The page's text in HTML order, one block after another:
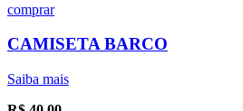
comprar
CAMISETA BARCO
Saiba mais